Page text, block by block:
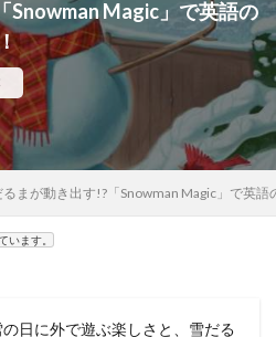
Snowman Magic」で英語の
るまが動き出す!?「Snowman Magic」で英
います。
の日に外で遊ぶ楽しさと、雪だる